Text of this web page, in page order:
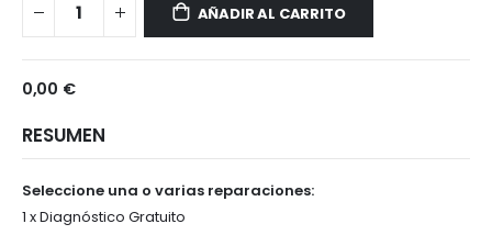
AÑADIR AL CARRITO
0,00 €
RESUMEN
Seleccione una o varias reparaciones:
1 x Diagnóstico Gratuito